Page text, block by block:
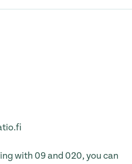
with 09 and 020, you can